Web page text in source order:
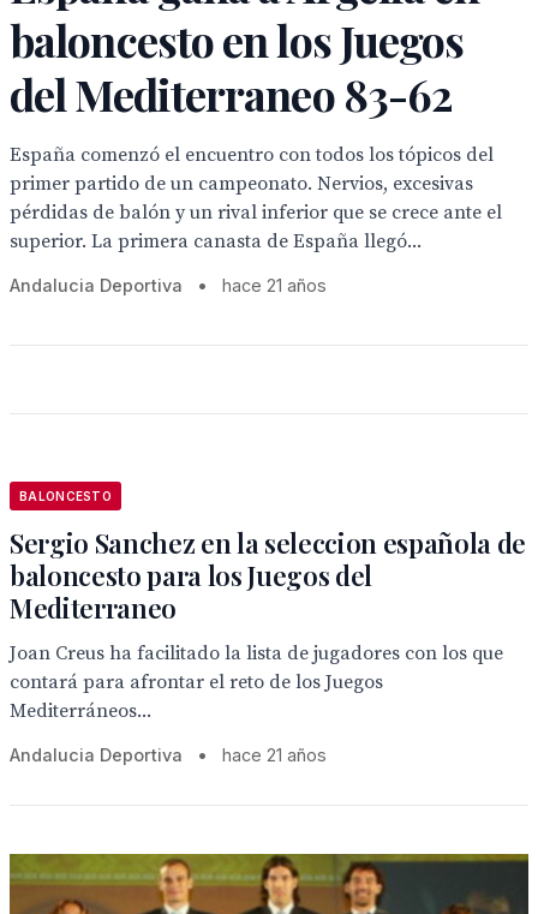
baloncesto en los Juegos
del Mediterraneo 83-62
España comenzó el encuentro con todos los tópicos del
primer partido de un campeonato. Nervios, excesivas
pérdidas de balón y un rival inferior que se crece ante el
superior. La primera canasta de España llegó...
Andalucia Deportiva • hace 21 años
BALONCESTO
Sergio Sanchez en la seleccion española de
baloncesto para los Juegos del
Mediterraneo
Joan Creus ha facilitado la lista de jugadores con los que
contará para afrontar el reto de los Juegos
Mediterráneos...
Andalucia Deportiva • hace 21 años